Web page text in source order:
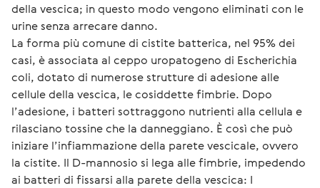
della vescica; in questo modo vengono eliminati con le
urine senza arrecare danno.
La forma più comune di cistite batterica, nel 95% dei
casi, è associata al ceppo uropatogeno di Escherichia
coli, dotato di numerose strutture di adesione alle
cellule della vescica, le cosiddette fimbrie. Dopo
l’adesione, i batteri sottraggono nutrienti alla cellula e
rilasciano tossine che la danneggiano. È così che può
iniziare l’infiammazione della parete vescicale, ovvero
la cistite. Il D-mannosio si lega alle fimbrie, impedendo
ai batteri di fissarsi alla parete della vescica: I